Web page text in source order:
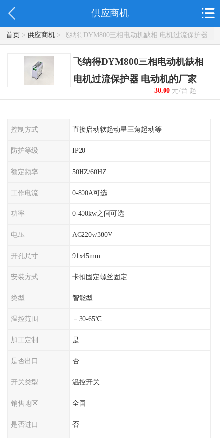
供应商机
首页> 供应商机> 飞纳得DYM800三相电动机缺相 电机过流保护器
电动机的厂家
飞纳得DYM800三相电动机缺相
电机过流保护器 电动机的厂家
30.00元/台 起
控制方式 直接启动软起动星三角起动等
防护等级 IP20
额定频率 50HZ/60HZ
工作电流 0-800A可选
功率 0-400kw之间可选
电压 AC220v/380V
开孔尺寸 91x45mm
安装方式 卡扣固定螺丝固定
类型 智能型
温控范围 ﹣30-65℃
加工定制 是
是否出口 否
开关类型 温控开关
销售地区 全国
是否进口 否